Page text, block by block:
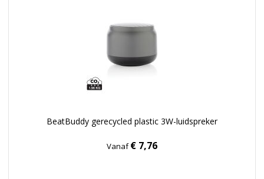
BeatBuddy gerecycled plastic 3W-luidspreker
Vanaf€ 7,76